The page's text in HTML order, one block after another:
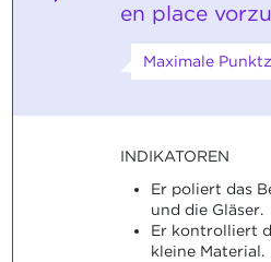
en place
Maximale
INDIKATOREN
Er poliert das
und die Gläser.
Er kontrolliert
kleine Material.